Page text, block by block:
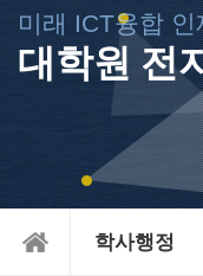
소
개
입
학/
장
학
미래 ICT융합
대학원 전
학사행정